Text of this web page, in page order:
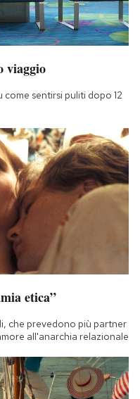
viaggio
come sentirsi puliti dopo 12
etica”
che prevedono più partner
all'anarchia relazionale